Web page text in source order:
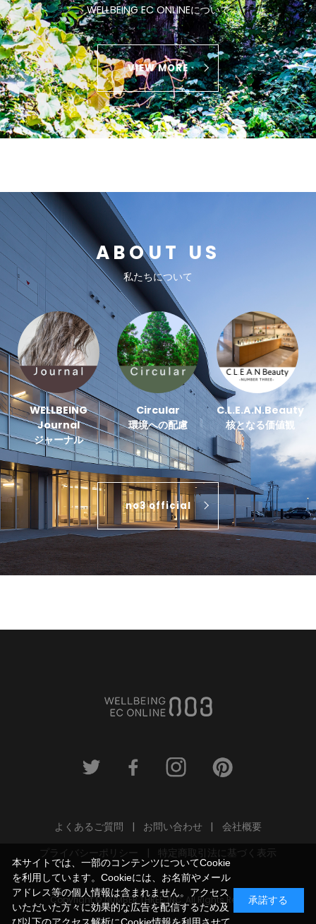
WELLBEING EC ONLINEについて
VIEW MORE
ABOUT US
私たちについて
WELLBEING
Journal
ジャーナル
Circular
環境への配慮
C.L.E.A.N.Beauty
核となる価値観
no3 official
よくあるご質問 お問い合わせ
会社概要
プライバシーポリシー
特定商取引法に基づく表示
Copyright © NUMBER THREE, INC. All Rights Reserved.
本サイトでは、一部のコンテンツについてCookie
を利用しています。Cookieには、お名前やメール
アドレス等の個人情報は含まれません。アクセス
いただいた方々に効果的な広告を配信するため及
承諾する